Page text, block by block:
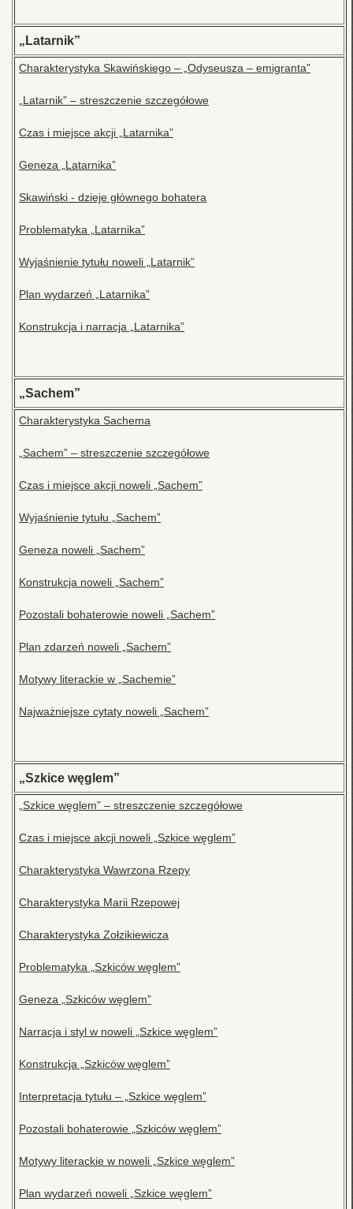
„Latarnik”
Charakterystyka Skawińskiego – „Odyseusza – emigranta”
„Latarnik” – streszczenie szczegółowe
Czas i miejsce akcji „Latarnika”
Geneza „Latarnika”
Skawiński - dzieje głównego bohatera
Problematyka „Latarnika”
Wyjaśnienie tytułu noweli „Latarnik”
Plan wydarzeń „Latarnika”
Konstrukcja i narracja „Latarnika”
„Sachem”
Charakterystyka Sachema
„Sachem” – streszczenie szczegółowe
Czas i miejsce akcji noweli „Sachem”
Wyjaśnienie tytułu „Sachem”
Geneza noweli „Sachem”
Konstrukcja noweli „Sachem”
Pozostali bohaterowie noweli „Sachem”
Plan zdarzeń noweli „Sachem”
Motywy literackie w „Sachemie”
Najważniejsze cytaty noweli „Sachem”
„Szkice węglem”
„Szkice węglem” – streszczenie szczegółowe
Czas i miejsce akcji noweli „Szkice węglem”
Charakterystyka Wawrzona Rzepy
Charakterystyka Marii Rzepowej
Charakterystyka Zołzikiewicza
Problematyka „Szkiców węglem”
Geneza „Szkiców węglem”
Narracja i styl w noweli „Szkice węglem”
Konstrukcja „Szkiców węglem”
Interpretacja tytułu – „Szkice węglem”
Pozostali bohaterowie „Szkiców węglem”
Motywy literackie w noweli „Szkice węglem”
Plan wydarzeń noweli „Szkice węglem”